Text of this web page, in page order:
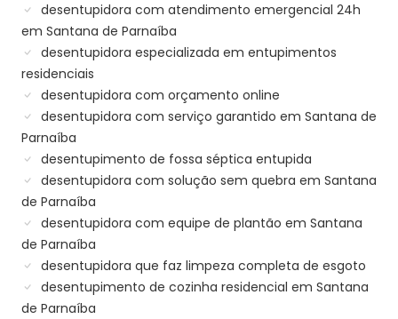
desentupidora com atendimento emergencial 24h
em Santana de Parnaíba
desentupidora especializada em entupimentos
residenciais
desentupidora com orçamento online
desentupidora com serviço garantido em Santana de
Parnaíba
desentupimento de fossa séptica entupida
desentupidora com solução sem quebra em Santana
de Parnaíba
desentupidora com equipe de plantão em Santana
de Parnaíba
desentupidora que faz limpeza completa de esgoto
desentupimento de cozinha residencial em Santana
de Parnaíba